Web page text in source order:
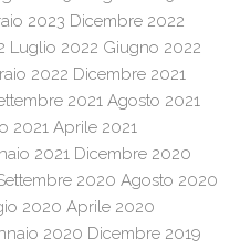
2023 Dicembre 2022
Luglio 2022 Giugno 2022
2022 Dicembre 2021
2021 Agosto 2021
2021 Aprile 2021
2021 Dicembre 2020
2020 Agosto 2020
2020 Aprile 2020
2020 Dicembre 2019